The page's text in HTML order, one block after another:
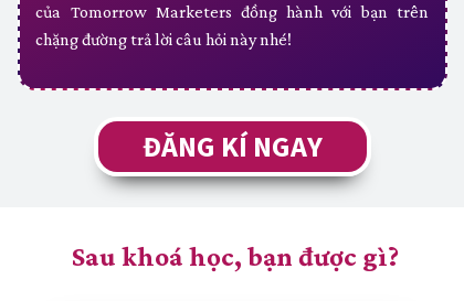
của Tomorrow Marketers đồng hành với bạn trên
chặng đường trả lời câu hỏi này nhé!
ĐĂNG KÍ NGAY
Sau khoá học, bạn được gì?